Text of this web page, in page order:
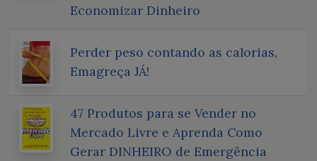
Economizar Dinheiro
Perder peso contando as calorias,
Emagreça JÁ!
47 Produtos para se Vender no
Mercado Livre e Aprenda Como
Gerar DINHEIRO de Emergência